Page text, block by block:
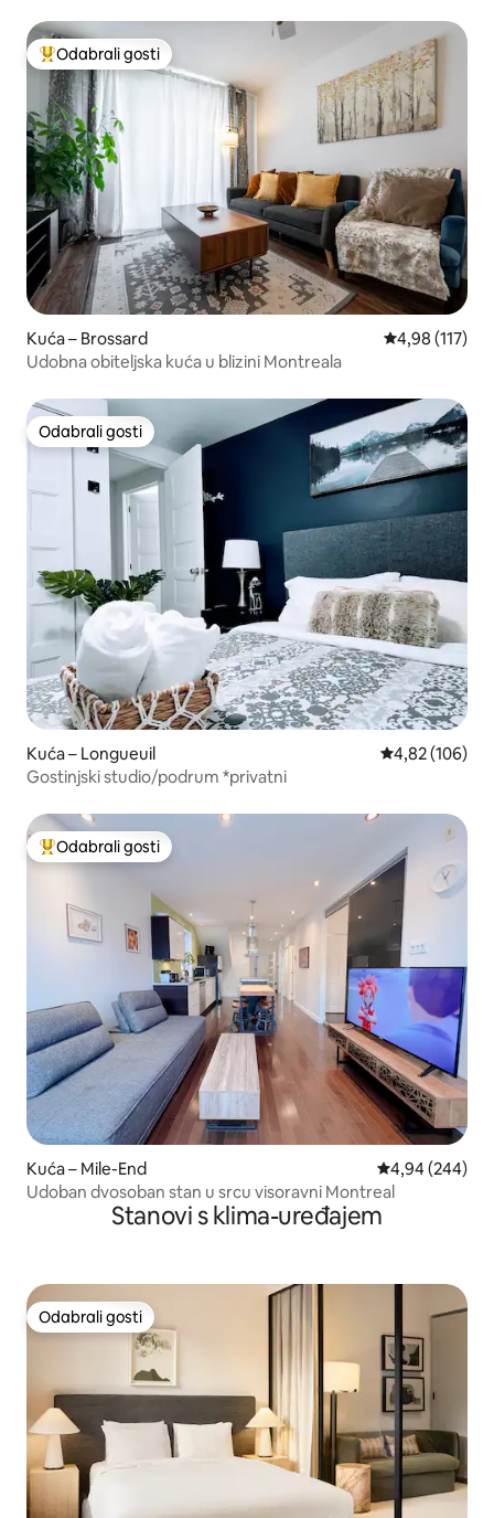
Među najviše rangiranima s oznakom „Odabrali gosti”
Odabrali gosti
Kuća – Brossard Prosječna
4,98 (117)
Udobna obiteljska kuća u blizini Montreala
Odabrali gosti
Odabrali gosti
Kuća – Longueuil Prosječna
4,82 (106)
Gostinjski studio/podrum *privatni
Među najviše rangiranima s oznakom „Odabrali gosti”
Odabrali gosti
Kuća – Mile-End Prosječna
4,94 (244)
Udoban dvosoban stan u srcu visoravni Montreal
Stanovi s klima-uređajem
Odabrali gosti
Odabrali gosti